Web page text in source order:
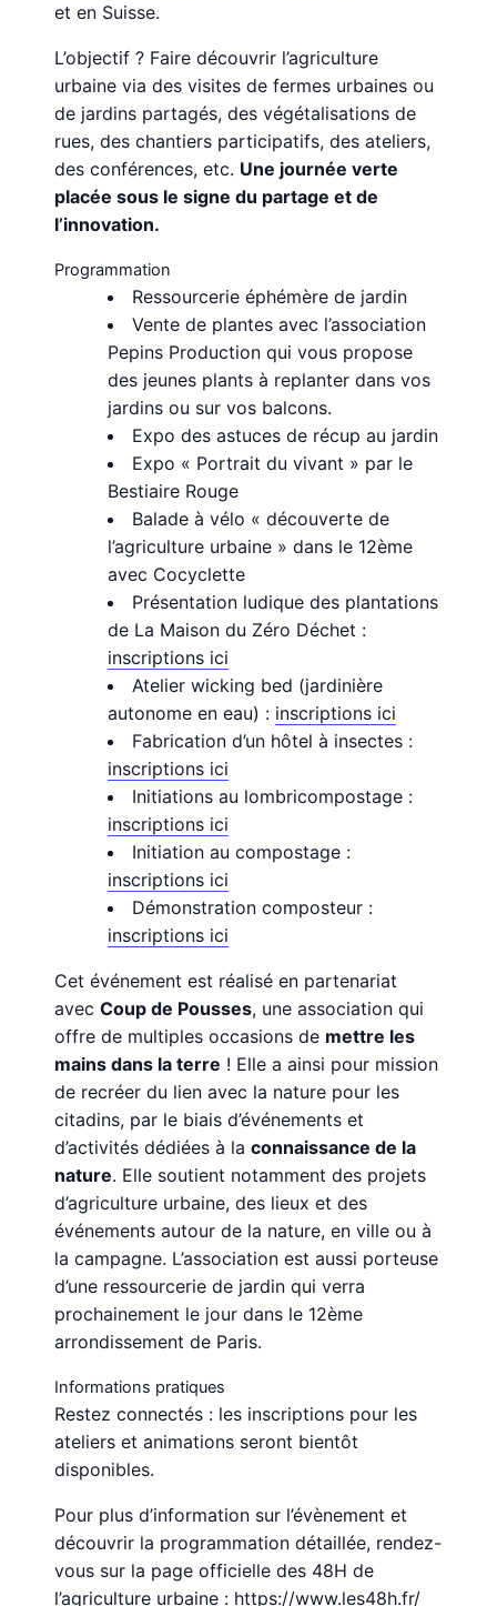
et en Suisse.
L’objectif ? Faire découvrir l’agriculture
urbaine via des visites de fermes urbaines ou
de jardins partagés, des végétalisations de
rues, des chantiers participatifs, des ateliers,
des conférences, etc. Une journée verte
placée sous le signe du partage et de
l’innovation.
Programmation
Ressourcerie éphémère de jardin
Vente de plantes avec l’association
Pepins Production qui vous propose
des jeunes plants à replanter dans vos
jardins ou sur vos balcons.
Expo des astuces de récup au jardin
Expo « Portrait du vivant » par le
Bestiaire Rouge
Balade à vélo « découverte de
l’agriculture urbaine » dans le 12ème
avec Cocyclette
Présentation ludique des plantations
de La Maison du Zéro Déchet :
inscriptions ici
Atelier wicking bed (jardinière
autonome en eau) : inscriptions ici
Fabrication d’un hôtel à insectes :
inscriptions ici
Initiations au lombricompostage :
inscriptions ici
Initiation au compostage :
inscriptions ici
Démonstration composteur :
inscriptions ici
Cet événement est réalisé en partenariat
avecCoup de Pousses, une association qui
offre de multiples occasions de mettre les
mains dans la terre ! Elle a ainsi pour mission
de recréer du lien avec la nature pour les
citadins, par le biais d’événements et
d’activités dédiées à laconnaissance de la
nature. Elle soutient notamment des projets
d’agriculture urbaine, des lieux et des
événements autour de la nature, en ville ou à
la campagne. L’association est aussi porteuse
d’une ressourcerie de jardin qui verra
prochainement le jour dans le 12ème
arrondissement de Paris.
Informations pratiques
Restez connectés : les inscriptions pour les
ateliers et animations seront bientôt
disponibles.
Pour plus d’information sur l’évènement et
découvrir la programmation détaillée, rendez-
vous sur la page officielle des 48H de
l’agriculture urbaine : https://www.les48h.fr/